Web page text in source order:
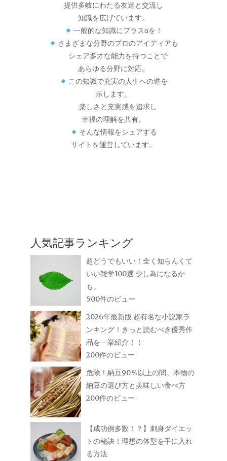
提供多岐にわたる友達と交流し
知識を広げています。
一般的な知識にプラスαを！
さまざまな分野のプロのアイディアも
シェア多才な能力を持つことで
あらゆる分野に対応。
この知識で充実の人生への道を
示します。
楽しさと充実感を追求し
幸福の理解を共有。
そんな情報をシェアする
サイトを運営しています。
人気記事ランキング
超どうでもいい！全く知らんくて
いい雑学100選 少し為になるか
も。
500件のビュー
2026年最新版 超有名な小説家ラ
ンキング！きっと読むべき優秀作
品を一挙紹介！！
200件のビュー
危険！納豆90％以上の闇。本物の
納豆の選び方と美味しい食べ方
200件のビュー
【成功例多数！？】刺身ダイエッ
トの秘訣！理想の体型を手に入れ
る方法